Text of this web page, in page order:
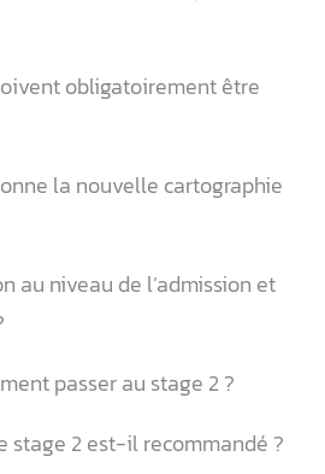
obligatoirement être
la nouvelle cartographie
au niveau de l’admission et
passer au stage 2 ?
stage 2 est-il recommandé ?